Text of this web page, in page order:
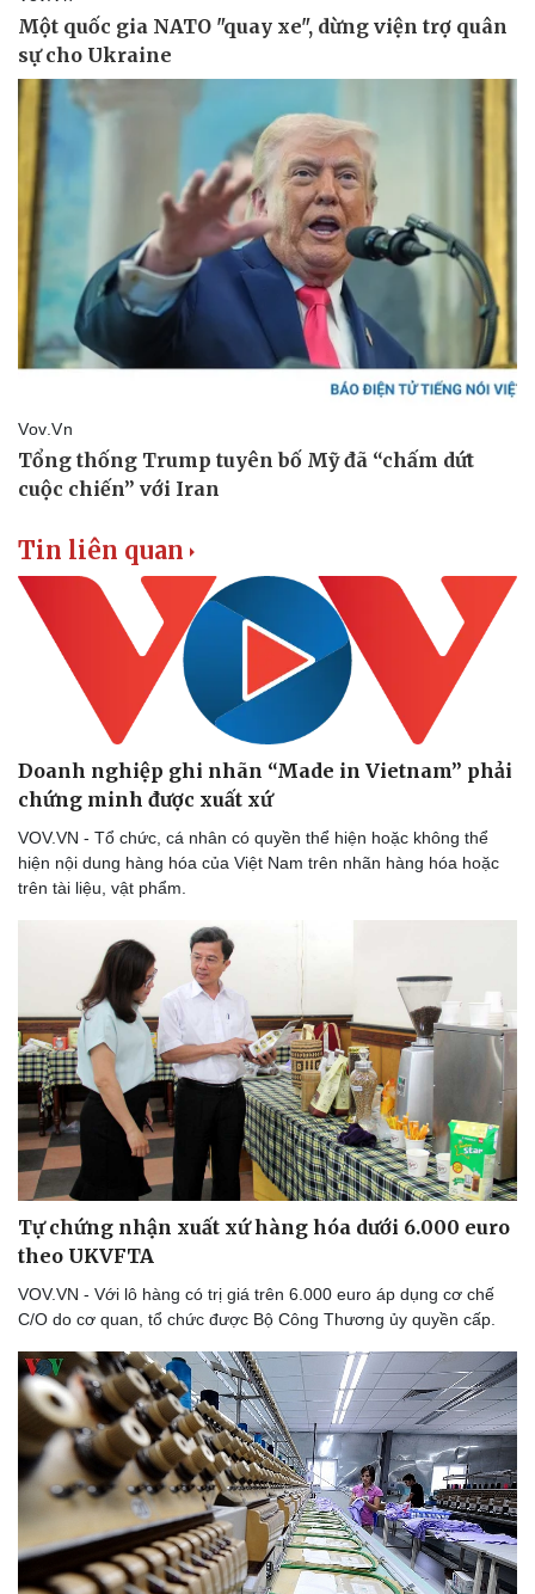
Văn hóa
Sân khấu - Điện ảnh
Văn học
Âm nhạc
Giải trí
Nghệ sĩ
Thời trang
Sao Việt
Du lịch
Tư vấn
Podcast
Câu chuyện thời sự
Tin liên quan
Doanh nghiệp ghi nhãn “Made in Vietnam” phải
chứng minh được xuất xứ
VOV.VN - Tổ chức, cá nhân có quyền thể hiện hoặc không thể
hiện nội dung hàng hóa của Việt Nam trên nhãn hàng hóa hoặc
trên tài liệu, vật phẩm.
Tự chứng nhận xuất xứ hàng hóa dưới 6.000 euro
theo UKVFTA
VOV.VN - Với lô hàng có trị giá trên 6.000 euro áp dụng cơ chế
C/O do cơ quan, tổ chức được Bộ Công Thương ủy quyền cấp.